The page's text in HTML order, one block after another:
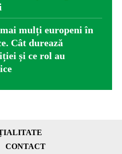
mai mulți europeni în
Cât durează
și ce rol au
CONTACT